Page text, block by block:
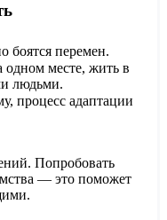
боятся перемен.
одном месте, жить в
людьми.
процесс адаптации
Попробовать
— это поможет